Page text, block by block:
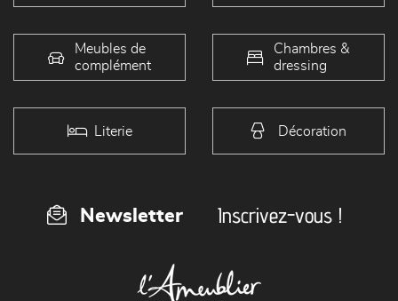
Meubles de
complément
Chambres &
dressing
Literie Décoration
Newsletter Inscrivez-vous !